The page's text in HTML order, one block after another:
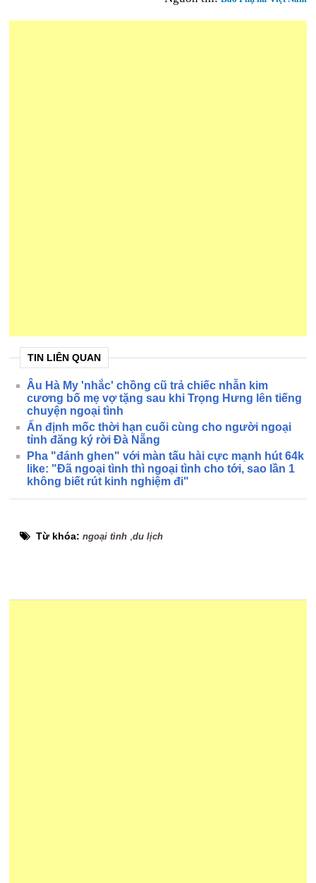
TIN LIÊN QUAN
Âu Hà My 'nhắc' chồng cũ trả chiếc nhẫn kim
cương bố mẹ vợ tặng sau khi Trọng Hưng lên tiếng
chuyện ngoại tình
Ấn định mốc thời hạn cuối cùng cho người ngoại
tỉnh đăng ký rời Đà Nẵng
Pha "đánh ghen" với màn tấu hài cực mạnh hút 64k
like: "Đã ngoại tình thì ngoại tình cho tới, sao lần 1
không biết rút kinh nghiệm đi"
Từ khóa:ngoại tình ,du lịch